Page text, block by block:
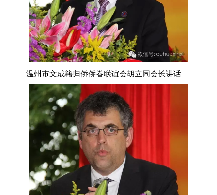
温州市文成籍归侨侨眷联谊会胡立同会长讲话